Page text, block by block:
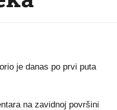
je danas po prvi puta
na zavidnoj površini